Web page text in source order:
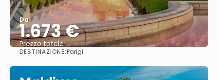
Da
1.673 €
Prezzo totale
DESTINAZIONE:Parigi